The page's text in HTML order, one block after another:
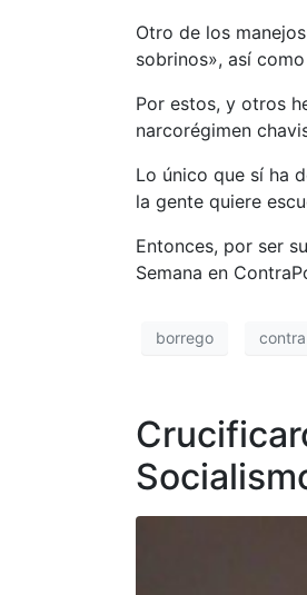
Otro de los
sobrinos», así
Por estos, y otros
narcorégimen
Lo único que sí ha
la gente quiere
Entonces, por ser su
Semana en
borrego